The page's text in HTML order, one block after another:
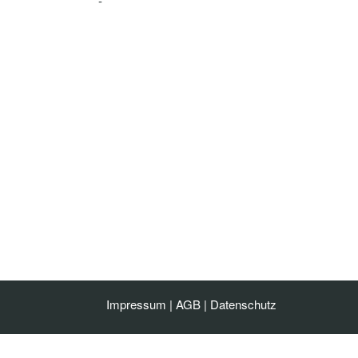
Impressum | AGB | Datenschutz